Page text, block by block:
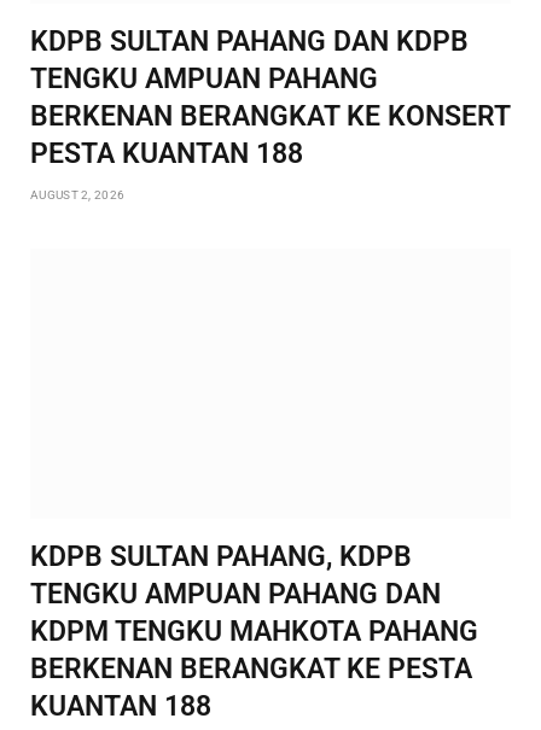
KDPB SULTAN PAHANG DAN KDPB
TENGKU AMPUAN PAHANG
BERKENAN BERANGKAT KE KONSERT
PESTA KUANTAN 188
AUGUST 2, 2026
KDPB SULTAN PAHANG, KDPB
TENGKU AMPUAN PAHANG DAN
KDPM TENGKU MAHKOTA PAHANG
BERKENAN BERANGKAT KE PESTA
KUANTAN 188